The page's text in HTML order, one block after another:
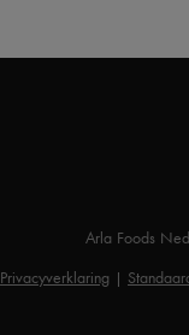
Arla Foods
Privacyverklaring |